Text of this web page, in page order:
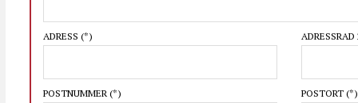
ADRESS (*) ADRESSRAD
POSTNUMMER (*) POSTORT (*)